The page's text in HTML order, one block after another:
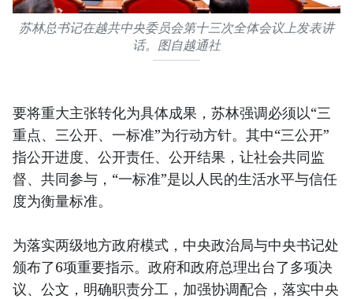
苏林总书记在越共中央委员会第十三次全体会议上发表讲
话。图自越通社
要将重大主张转化为具体成果，苏林强调必须以“三
重点、三公开、一标准”为行动方针。其中“三公开”
指公开进度、公开责任、公开结果，让社会共同监
督、共同参与，“一标准”是以人民的生活水平与信任
度为衡量标准。
为落实两级地方政府模式，中央政治局与中央书记处
颁布了6项重要指示。政府和政府总理出台了多项决
议、公文，明确职责分工，加强协调配合，落实中央